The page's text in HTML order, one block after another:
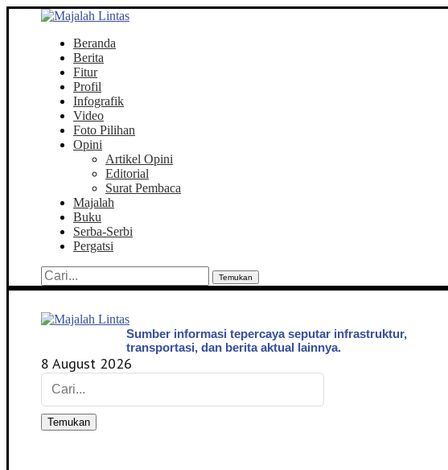
Beranda
Berita
Fitur
Profil
Infografik
Video
Foto Pilihan
Opini
Artikel Opini
Editorial
Surat Pembaca
Majalah
Buku
Serba-Serbi
Pergatsi
Temukan
Sumber informasi tepercaya seputar infrastruktur,
transportasi, dan berita aktual lainnya.
8 August 2026
Temukan